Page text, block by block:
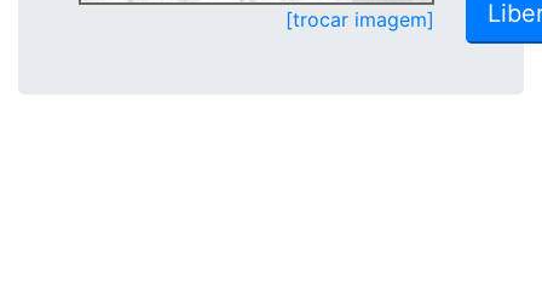
[trocar imagem]